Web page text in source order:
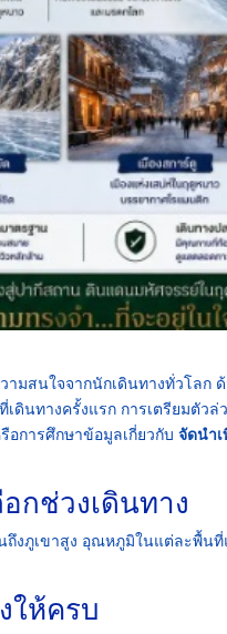
มสนใจจากนักเดินทางทั่วโลก
นทางครั้งแรก การเตรียมตัวล่
การศึกษาข้อมูลเกี่ยวกับ จัดนำ
กช่วงเดินทาง
งภูเขาสูง อุณหภูมิในแต่ละพื้นที่
ให้ครบ